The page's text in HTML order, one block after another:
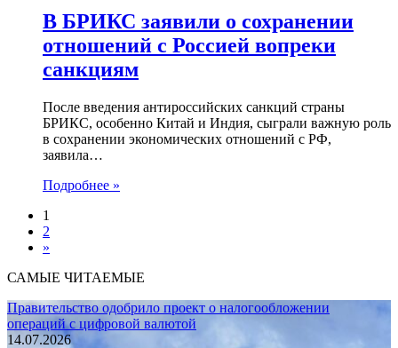
В БРИКС заявили о сохранении
отношений с Россией вопреки
санкциям
После введения антироссийских санкций страны
БРИКС, особенно Китай и Индия, сыграли важную роль
в сохранении экономических отношений с РФ,
заявила…
Подробнее »
1
2
»
САМЫЕ ЧИТАЕМЫЕ
Правительство одобрило проект о налогообложении
операций с цифровой валютой
14.07.2026